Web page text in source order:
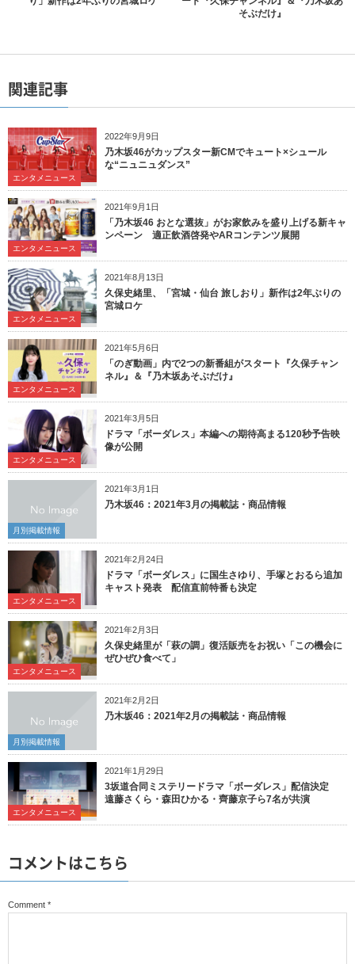
そぶだけ』
関連記事
2022年9月9日
エンタメニュース
乃木坂46がカップスター新CMでキュート×シュール
な“ニュニュダンス”
2021年9月1日
エンタメニュース
「乃木坂46 おとな選抜」がお家飲みを盛り上げる新キャ
ンペーン 適正飲酒啓発やARコンテンツ展開
2021年8月13日
エンタメニュース
久保史緒里、「宮城・仙台 旅しおり」新作は2年ぶりの
宮城ロケ
2021年5月6日
エンタメニュース
「のぎ動画」内で2つの新番組がスタート『久保チャン
ネル』＆『乃木坂あそぶだけ』
2021年3月5日
エンタメニュース
ドラマ「ボーダレス」本編への期待高まる120秒予告映
像が公開
2021年3月1日
月別掲載情報
乃木坂46：2021年3月の掲載誌・商品情報
2021年2月24日
エンタメニュース
ドラマ「ボーダレス」に国生さゆり、手塚とおるら追加
キャスト発表 配信直前特番も決定
2021年2月3日
エンタメニュース
久保史緒里が「萩の調」復活販売をお祝い「この機会に
ぜひぜひ食べて」
2021年2月2日
月別掲載情報
乃木坂46：2021年2月の掲載誌・商品情報
2021年1月29日
エンタメニュース
3坂道合同ミステリードラマ「ボーダレス」配信決定
遠藤さくら・森田ひかる・齊藤京子ら7名が共演
コメントはこちら
Comment *